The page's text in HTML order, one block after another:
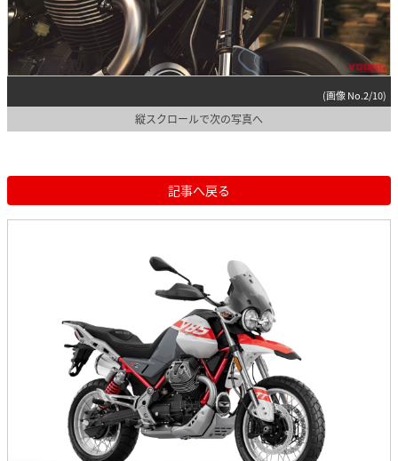
(画像 No.2/10)
縦スクロールで次の写真へ
記事へ戻る